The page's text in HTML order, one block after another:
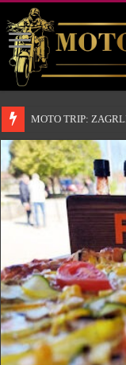
MOTO TRIP: